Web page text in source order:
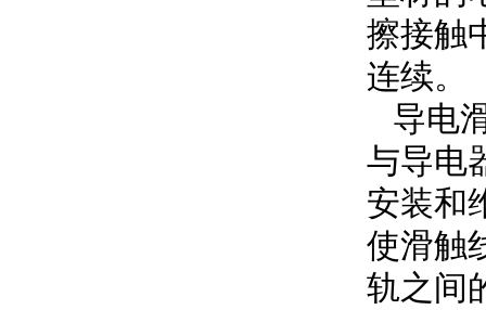
擦接触
连续。
导电
与导电
安装和
使滑触
轨之间